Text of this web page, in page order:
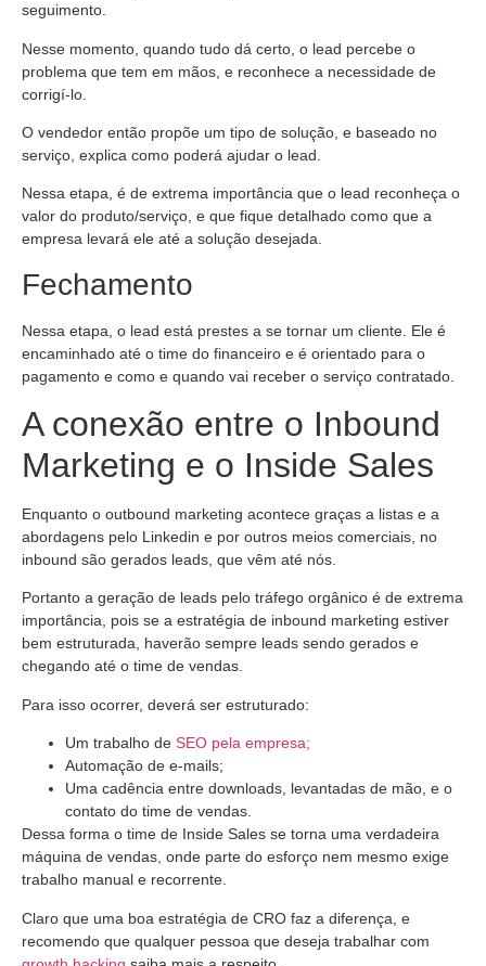
seguimento.
Nesse momento, quando tudo dá certo, o lead percebe o
problema que tem em mãos, e reconhece a necessidade de
corrigí-lo.
O vendedor então propõe um tipo de solução, e baseado no
serviço, explica como poderá ajudar o lead.
Nessa etapa, é de extrema importância que o lead reconheça o
valor do produto/serviço, e que fique detalhado como que a
empresa levará ele até a solução desejada.
Fechamento
Nessa etapa, o lead está prestes a se tornar um cliente. Ele é
encaminhado até o time do financeiro e é orientado para o
pagamento e como e quando vai receber o serviço contratado.
A conexão entre o Inbound
Marketing e o Inside Sales
Enquanto o outbound marketing acontece graças a listas e a
abordagens pelo Linkedin e por outros meios comerciais, no
inbound são gerados leads, que vêm até nós.
Portanto a geração de leads pelo tráfego orgânico é de extrema
importância, pois se a estratégia de inbound marketing estiver
bem estruturada, haverão sempre leads sendo gerados e
chegando até o time de vendas.
Para isso ocorrer, deverá ser estruturado:
Um trabalho de SEO pela empresa;
Automação de e-mails;
Uma cadência entre downloads, levantadas de mão, e o
contato do time de vendas.
Dessa forma o time de Inside Sales se torna uma verdadeira
máquina de vendas, onde parte do esforço nem mesmo exige
trabalho manual e recorrente.
Claro que uma boa estratégia de CRO faz a diferença, e
recomendo que qualquer pessoa que deseja trabalhar com